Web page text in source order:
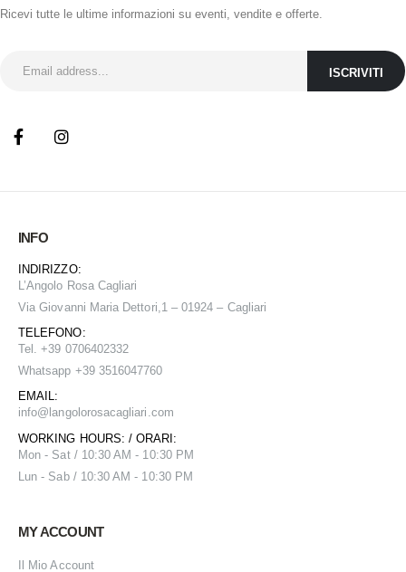
Ricevi tutte le ultime informazioni su eventi, vendite e offerte.
INFO
INDIRIZZO:
L’Angolo Rosa Cagliari
Via Giovanni Maria Dettori,1 – 01924 – Cagliari
TELEFONO:
Tel. +39 0706402332
Whatsapp +39 3516047760
EMAIL:
info@ langolorosacagliari.com
WORKING HOURS: / ORARI:
Mon - Sat / 10:30 AM - 10:30 PM
Lun - Sab / 10:30 AM - 10:30 PM
MY ACCOUNT
Il Mio Account